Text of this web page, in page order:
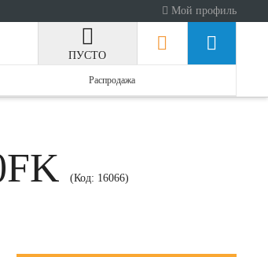
Мой профиль
ПУСТО
Распродажа
(Код: 16066)